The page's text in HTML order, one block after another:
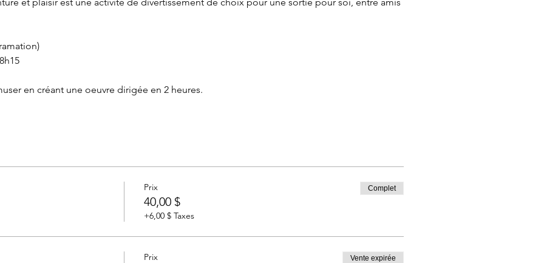
en créant une oeuvre dirigée en 2 heures.
Prix
40,00 $
+6,00 $ Taxes
Complet
Prix Vente expirée